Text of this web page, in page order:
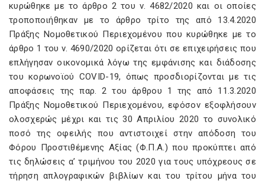
κυρώθηκε με το άρθρο 2 του ν. 4682/2020 και οι οποίες
τροποποιήθηκαν με το άρθρο τρίτο της από 13.4.2020
Πράξης Νομοθετικού Περιεχομένου που κυρώθηκε με το
άρθρο 1 του ν. 4690/2020 ορίζεται ότι σε επιχειρήσεις που
επλήγησαν οικονομικά λόγω της εμφάνισης και διάδοσης
του κορωνοϊού COVID-19, όπως προσδιορίζονται με τις
αποφάσεις της παρ. 2 του άρθρου 1 της από 11.3.2020
Πράξης Νομοθετικού Περιεχομένου, εφόσον εξοφλήσουν
ολοσχερώς μέχρι και τις 30 Απριλίου 2020 το συνολικό
ποσό της οφειλής που αντιστοιχεί στην απόδοση του
Φόρου Προστιθέμενης Αξίας (Φ.Π.Α.) που προκύπτει από
τις δηλώσεις α’ τριμήνου του 2020 για τους υπόχρεους σε
τήρηση απλογραφικών βιβλίων και του τρίτου μήνα του